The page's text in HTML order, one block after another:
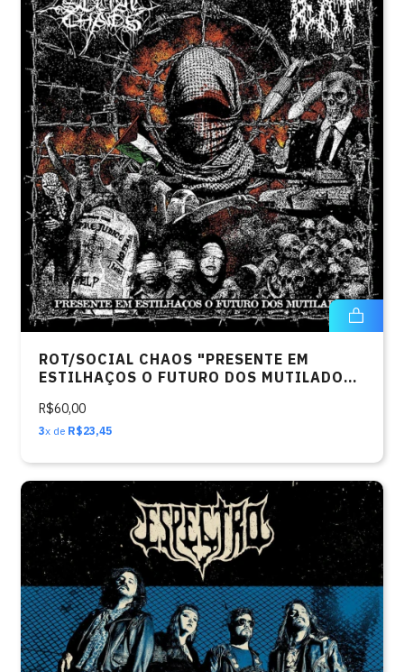
ROT/SOCIAL CHAOS "PRESENTE EM
ESTILHAÇOS O FUTURO DOS MUTILADOS
R$60,00
3x de R$23,45